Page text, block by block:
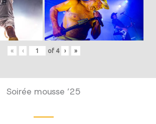
« ‹ of 4 › »
Soirée mousse ’25